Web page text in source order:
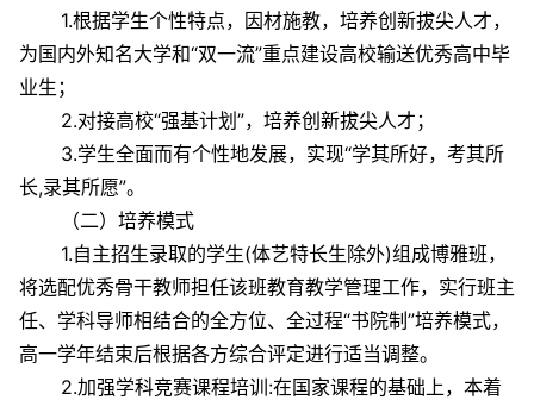
1.根据学生个性特点，因材施教，培养创新拔尖人才，
为国内外知名大学和“双一流”重点建设高校输送优秀高中毕
业生；
2.对接高校“强基计划”，培养创新拔尖人才；
3.学生全面而有个性地发展，实现“学其所好，考其所
长,录其所愿”。
（二）培养模式
1.自主招生录取的学生(体艺特长生除外)组成博雅班，
将选配优秀骨干教师担任该班教育教学管理工作，实行班主
任、学科导师相结合的全方位、全过程“书院制”培养模式，
高一学年结束后根据各方综合评定进行适当调整。
2.加强学科竞赛课程培训:在国家课程的基础上，本着